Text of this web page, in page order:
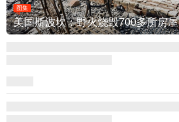
图集
美国斯波坎：野火烧毁700多所房屋